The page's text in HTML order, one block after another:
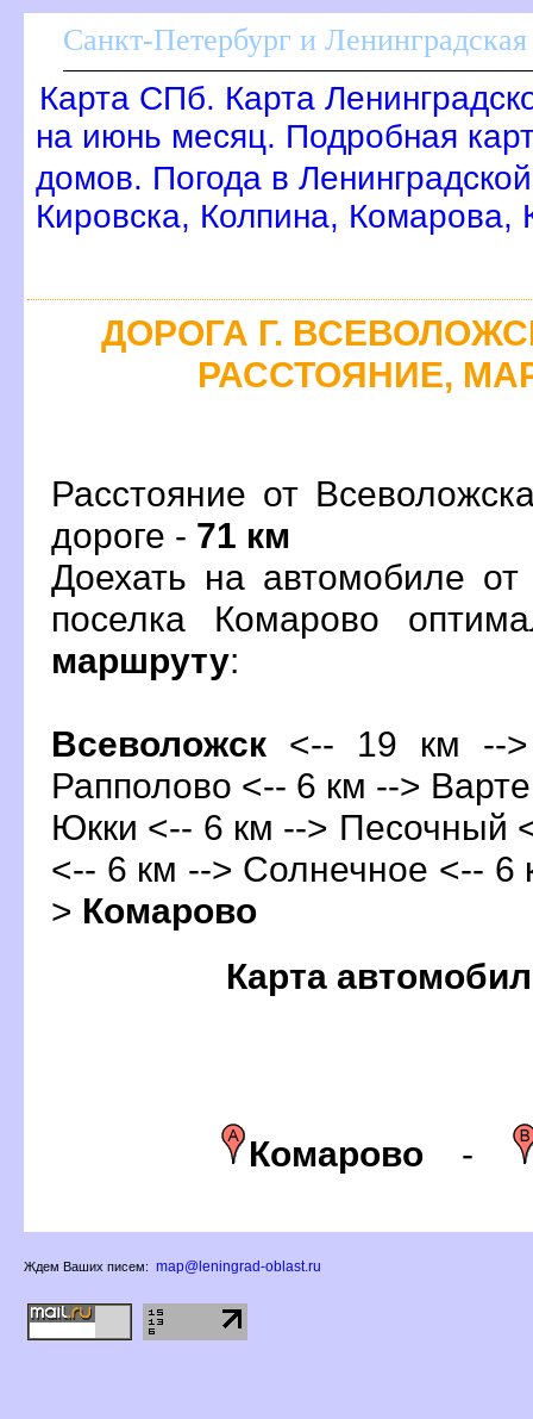
Санкт-Петербург и Ленинградская
Карта СПб. Карта
на июнь месяц. Подробная
домов. Погода в
Кировска, Колпина, Комарова,
ДОРОГА Г.
РАССТОЯНИЕ,
Расстояние от
дороге - 71 км
Доехать на автомобиле
поселка Комарово
маршруту:
севоложск <-- 19 км --
Рапполово <-- 6 км -->
Юкки <-- 6 км --> Песочный
<-- 6 км --> Солнечное <-- 6
> Комарово
Карта
Комарово -
Ждем Ваших писем: map@leningrad-oblast.ru